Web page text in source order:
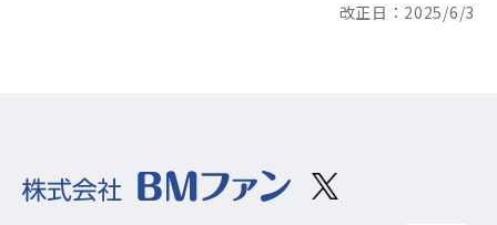
改正日：2025/6/3